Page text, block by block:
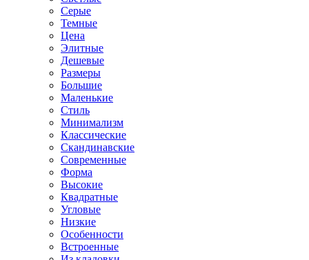
Серые
Темные
Цена
Элитные
Дешевые
Размеры
Большие
Маленькие
Стиль
Минимализм
Классические
Скандинавские
Современные
Форма
Высокие
Квадратные
Угловые
Низкие
Особенности
Встроенные